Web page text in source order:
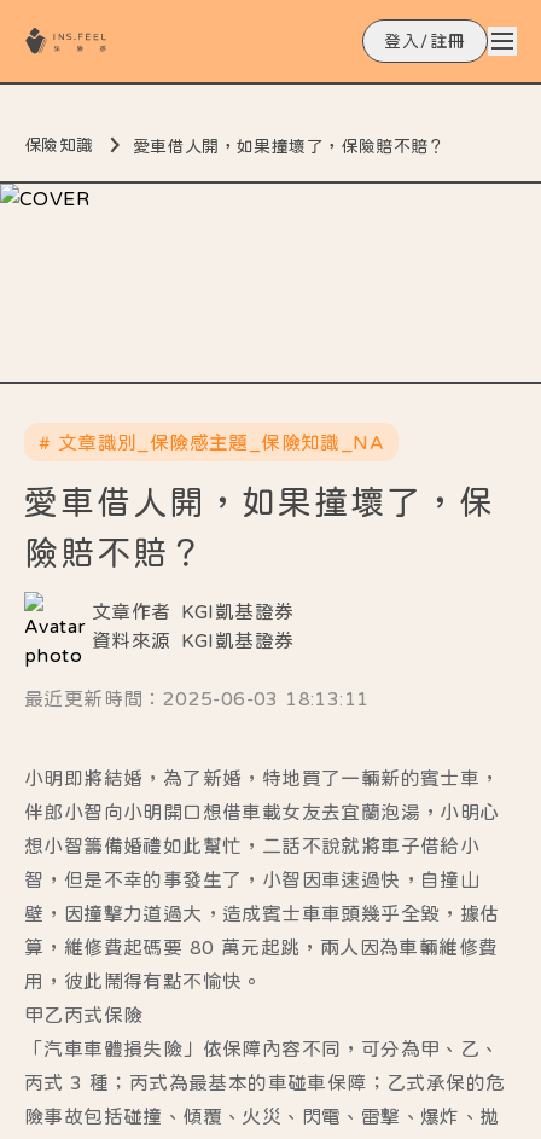
登入/註冊
保險知識 愛車借人開，如果撞壞了，保險賠不賠？
# 文章識別_保險感主題_保險知識_NA
愛車借人開，如果撞壞了，保
險賠不賠？
文章作者
KGI凱基證券
資料來源
KGI凱基證券
最近更新時間：2025-06-03 18:13:11
小明即將結婚，為了新婚，特地買了一輛新的賓士車，
伴郎小智向小明開口想借車載女友去宜蘭泡湯，小明心
想小智籌備婚禮如此幫忙，二話不說就將車子借給小
智，但是不幸的事發生了，小智因車速過快，自撞山
壁，因撞擊力道過大，造成賓士車車頭幾乎全毀，據估
算，維修費起碼要 80 萬元起跳，兩人因為車輛維修費
用，彼此鬧得有點不愉快。
甲乙丙式保險
「汽車車體損失險」依保障內容不同，可分為甲、乙、
丙式 3 種；丙式為最基本的車碰車保障；乙式承保的危
險事故包括碰撞、傾覆、火災、閃電、雷擊、爆炸、拋